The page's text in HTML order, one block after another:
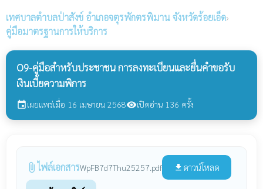
เทศบาลตำบลป่าสังข์ อำเภอจตุรพักตรพิมาน จังหวัดร้อยเอ็ด›
คู่มือมาตรฐานการให้บริการ
O9-คู่มือสำหรับประชาชน การลงทะเบียนและยื่นคำขอรับ
เงินเบี้ยความพิการ
eventเผยแพร่เมื่อ 16 เมษายน 2568visibilityเปิดอ่าน 136 ครั้ง
attach_file ไฟล์เอกสารWpFB7d7Thu25257.pdf file_download ดาวน์โหลด